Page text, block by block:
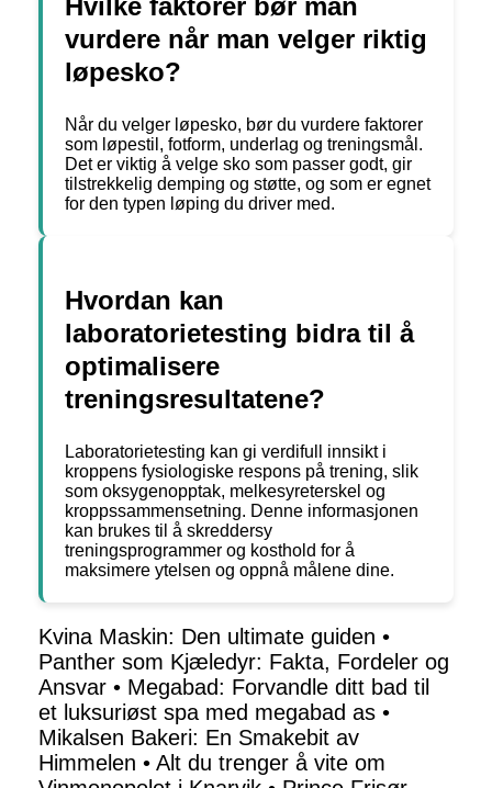
Hvilke faktorer bør man
vurdere når man velger riktig
løpesko?
Når du velger løpesko, bør du vurdere faktorer
som løpestil, fotform, underlag og treningsmål.
Det er viktig å velge sko som passer godt, gir
tilstrekkelig demping og støtte, og som er egnet
for den typen løping du driver med.
Hvordan kan
laboratorietesting bidra til å
optimalisere
treningsresultatene?
Laboratorietesting kan gi verdifull innsikt i
kroppens fysiologiske respons på trening, slik
som oksygenopptak, melkesyreterskel og
kroppssammensetning. Denne informasjonen
kan brukes til å skreddersy
treningsprogrammer og kosthold for å
maksimere ytelsen og oppnå målene dine.
Kvina Maskin: Den ultimate guiden •
Panther som Kjæledyr: Fakta, Fordeler og
Ansvar • Megabad: Forvandle ditt bad til
et luksuriøst spa med megabad as •
Mikalsen Bakeri: En Smakebit av
Himmelen • Alt du trenger å vite om